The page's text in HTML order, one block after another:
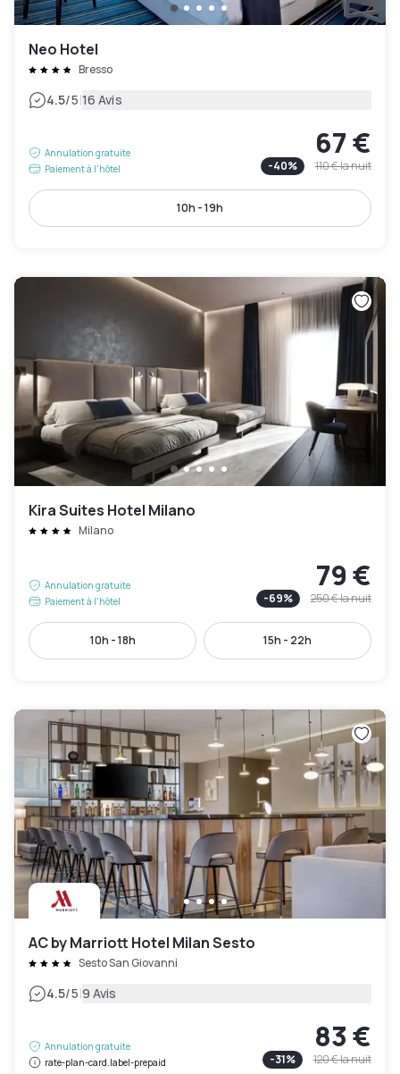
Neo Hotel
Bresso
4.5/5|16 Avis
Annulation gratuite
Paiement à l'hôtel
67 €
-40% 110 €la nuit
10h - 19h
Kira Suites Hotel Milano
Milano
Annulation gratuite
Paiement à l'hôtel
79 €
-69% 250 €la nuit
10h - 18h 15h - 22h
AC by Marriott Hotel Milan Sesto
Sesto San Giovanni
4.5/5|9 Avis
Annulation gratuite
rate-plan-card.label-prepaid
83 €
-31% 120 €la nuit